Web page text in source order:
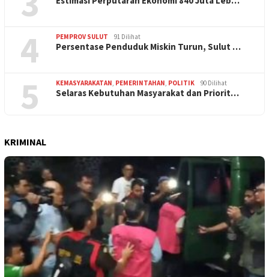
4 PEMPROV SULUT 91 Dilihat
Persentase Penduduk Miskin Turun, Sulut …
5 KEMASYARAKATAN, PEMERINTAHAN, POLITIK 90 Dilihat
Selaras Kebutuhan Masyarakat dan Priorit…
KRIMINAL